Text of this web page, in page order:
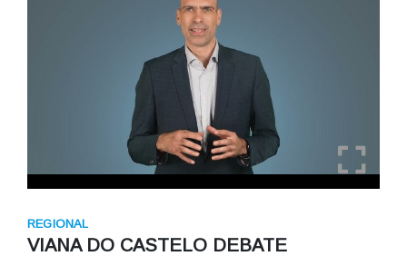
REGIONAL
VIANA DO CASTELO DEBATE